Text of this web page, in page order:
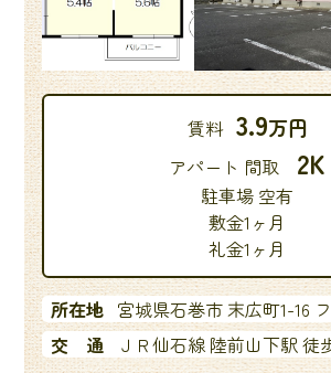
賃料 3.9万円
アパート 間取 2K
駐車場 空有
敷金1ヶ月
礼金1ヶ月
所在地 宮城県石巻市 末広町1-16
交 通
ＪＲ仙石線 陸前山下駅 徒